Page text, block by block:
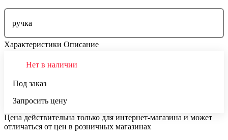
ручка
Характеристики Описание
Нет в наличии
Под заказ
Запросить цену
Цена действительна только для интернет-магазина и может
отличаться от цен в розничных магазинах